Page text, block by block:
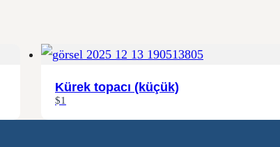
Kürek topacı (küçük)
$1